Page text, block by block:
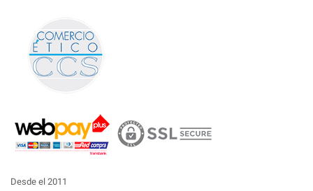
Desde el 2011